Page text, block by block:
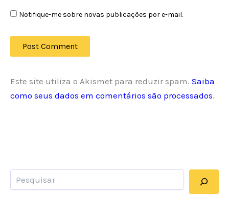
Notifique-me sobre novas publicações por e-mail.
Este site utiliza o Akismet para reduzir spam. Saiba
como seus dados em comentários são processados.